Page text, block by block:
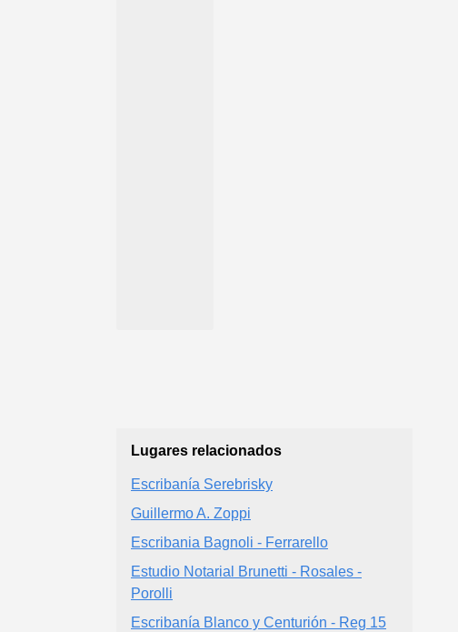
Lugares relacionados
Escribanía Serebrisky
Guillermo A. Zoppi
Escribania Bagnoli - Ferrarello
Estudio Notarial Brunetti - Rosales -
Porolli
Escribanía Blanco y Centurión - Reg 15